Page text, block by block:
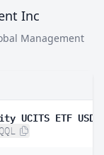
Inc
Management